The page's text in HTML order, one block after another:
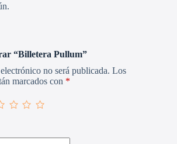
“Billetera Pullum”
no será publicada. Los
marcados con *